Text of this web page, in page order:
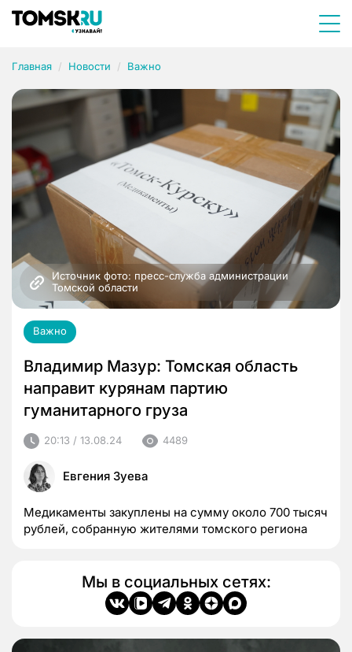
Главная Новости Важно
Источник фото: пресс-служба администрации
Томской области
Важно
Владимир Мазур: Томская область
направит курянам партию
гуманитарного груза
20:13 / 13.08.24 4489
Евгения Зуева
Медикаменты закуплены на сумму около 700 тысяч
рублей, собранную жителями томского региона
Мы в социальных сетях: